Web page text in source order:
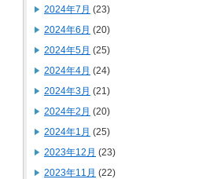
2024年7月 (23)
2024年6月 (20)
2024年5月 (25)
2024年4月 (24)
2024年3月 (21)
2024年2月 (20)
2024年1月 (25)
2023年12月 (23)
2023年11月 (22)